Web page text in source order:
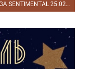
DANA ZAMPIERI & SERGEY KURKATOV, MILONGA SENTIMENTAL 25.02.2021